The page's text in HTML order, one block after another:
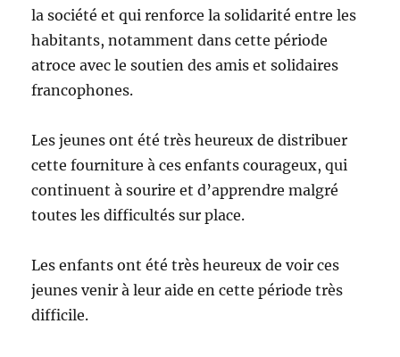
la société et qui renforce la solidarité entre les
habitants, notamment dans cette période
atroce avec le soutien des amis et solidaires
francophones.
Les jeunes ont été très heureux de distribuer
cette fourniture à ces enfants courageux, qui
continuent à sourire et d’apprendre malgré
toutes les difficultés sur place.
Les enfants ont été très heureux de voir ces
jeunes venir à leur aide en cette période très
difficile.